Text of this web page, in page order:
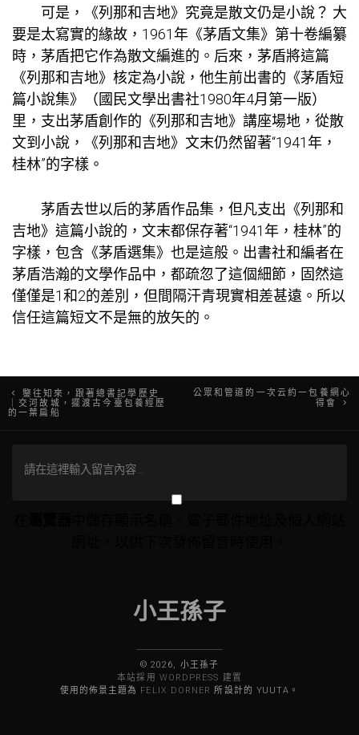
可是，《列那和吉地》究竟是散文仍是小說？ 大
要是太寫實的緣故，1961年《茅盾文集》第十卷編纂
時，茅盾把它作為散文編進的。后來，茅盾將這篇
《列那和吉地》核定為小說，他生前出書的《茅盾短
篇小說集》（國民文學出書社1980年4月第一版）
里，支出茅盾創作的《列那和吉地》 講座場地 ，從散
文到小說，《列那和吉地》文末仍然留著“1941年，
桂林”的字樣。
茅盾去世以后的茅盾作品集，但凡支出《列那和
吉地》這篇小說的，文末都保存著“1941年，桂林”的
字樣，包含《茅盾選集》也是這般。出書社和編者在
茅盾浩瀚的文學作品中，都疏忽了這個細節，固然這
僅僅是1和2的差別，但間隔汗青現實相差甚遠。所以
信任這篇短文不是無的放矢的。
文
章
導
鑒往知來，跟著總書記學歷史
｜交河故城，擺渡古今臺包養經歷
的一葉扁船
公眾和管道的一次云約一包養網心
得會
小王孫子
© 2026, 小王孫子
本站採用 WORDPRESS 建置
使用的佈景主題為 FELIX DORNER 所設計的 YUUTA。